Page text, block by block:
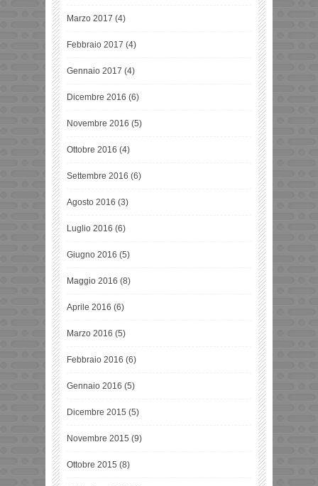
Marzo 2017 (4)
Febbraio 2017 (4)
Gennaio 2017 (4)
Dicembre 2016 (6)
Novembre 2016 (5)
Ottobre 2016 (4)
Settembre 2016 (6)
Agosto 2016 (3)
Luglio 2016 (6)
Giugno 2016 (5)
Maggio 2016 (8)
Aprile 2016 (6)
Marzo 2016 (5)
Febbraio 2016 (6)
Gennaio 2016 (5)
Dicembre 2015 (5)
Novembre 2015 (9)
Ottobre 2015 (8)